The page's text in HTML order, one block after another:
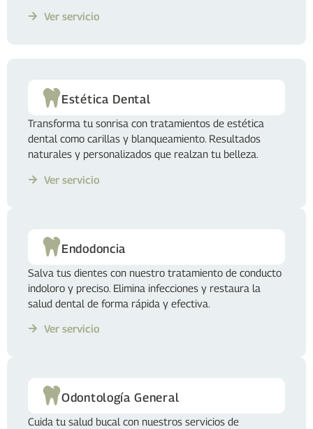
Ver servicio
Estética Dental
Transforma tu sonrisa con tratamientos de estética
dental como carillas y blanqueamiento. Resultados
naturales y personalizados que realzan tu belleza.
Ver servicio
Endodoncia
Salva tus dientes con nuestro tratamiento de conducto
indoloro y preciso. Elimina infecciones y restaura la
salud dental de forma rápida y efectiva.
Ver servicio
Odontología General
Cuida tu salud bucal con nuestros servicios de